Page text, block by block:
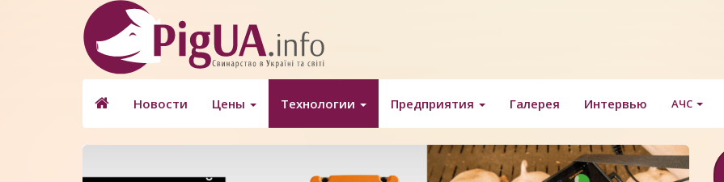
Новости Цены Технологии Предприятия Галерея Интервью АЧС